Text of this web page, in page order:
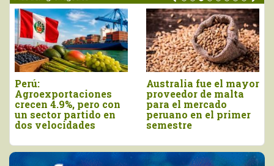
Agroexportaciones no
tradicionales de Perú
a Estados Unidos
cayeron en valor 17%
Declaran el segundo
viernes de agosto
como el Día Nacional
de la Chirimoya